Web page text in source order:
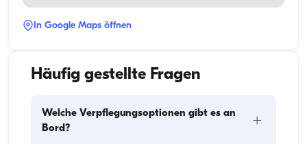
In Google Maps öffnen
Häufig gestellte Fragen
Welche Verpflegungsoptionen gibt es an
Bord?
+